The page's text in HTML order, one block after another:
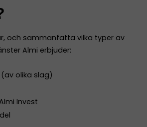
och sammanfatta vilka typer av
Almi erbjuder:
olika slag)
Invest